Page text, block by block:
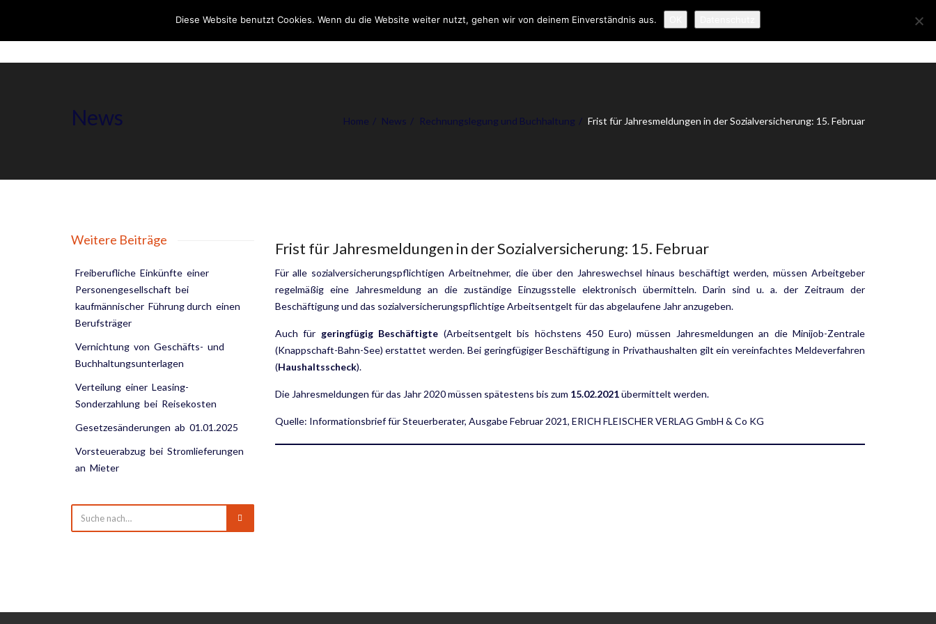
NEWS KONTAKT
News Home News Rechnungslegung und Buchhaltung Frist für Jahresmeldungen in der Sozialversicherung: 15. Februar
Weitere Beiträge
Freiberufliche Einkünfte einer
Personengesellschaft bei
kaufmännischer Führung durch einen
Berufsträger
Vernichtung von Geschäfts- und
Buchhaltungsunterlagen
Verteilung einer Leasing-
Sonderzahlung bei Reisekosten
Gesetzesänderungen ab 01.01.2025
Vorsteuerabzug bei Stromlieferungen
an Mieter
Frist für Jahresmeldungen in der Sozialversicherung: 15. Februar
Für alle sozialversicherungspflichtigen Arbeitnehmer, die über den Jahreswechsel hinaus beschäftigt werden, müssen Arbeitgeber
regelmäßig eine Jahresmeldung an die zuständige Einzugsstelle elektronisch übermit­teln. Darin sind u. a. der Zeitraum der
Beschäftigung und das sozialversicherungspflichtige Arbeitsentgelt für das abgelaufene Jahr anzugeben.
Auch für geringfügig Beschäftigte (Arbeitsentgelt bis höchstens 450 Euro) müssen Jahresmeldungen an die Minijob-Zentrale
(Knappschaft-Bahn-See) erstattet werden. Bei geringfügiger Beschäftigung in Privathaus­halten gilt ein vereinfachtes Meldeverfahren
(Haushaltsscheck).
Die Jahresmeldungen für das Jahr 2020 müssen spätestens bis zum 15.02.2021übermittelt werden.
Quelle: Informationsbrief für Steuerberater, Ausgabe Februar 2021, ERICH FLEISCHER VERLAG GmbH & Co KG
Diese Website benutzt Cookies. Wenn du die Website weiter nutzt, gehen wir von deinem Einverständnis aus.